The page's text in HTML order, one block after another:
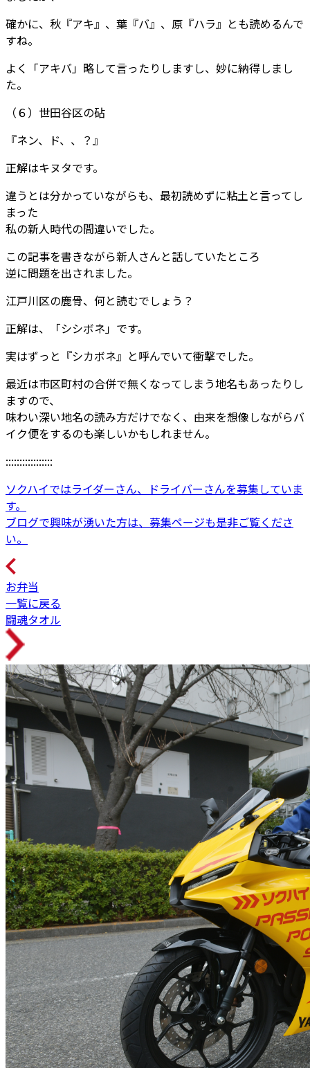
確かに、秋『アキ』、葉『バ』、原『ハラ』とも読めるんで
すね。
よく「アキバ」略して言ったりしますし、妙に納得しまし
た。
（６）世田谷区の砧
『ネン、ド、、？』
正解はキヌタです。
違うとは分かっていながらも、最初読めずに粘土と言ってし
まった
私の新人時代の間違いでした。
この記事を書きながら新人さんと話していたところ
逆に問題を出されました。
江戸川区の鹿骨、何と読むでしょう？
正解は、「シシボネ」です。
実はずっと『シカボネ』と呼んでいて衝撃でした。
最近は市区町村の合併で無くなってしまう地名もあったりし
ますので、
味わい深い地名の読み方だけでなく、由来を想像しながらバ
イク便をするのも楽しいかもしれません。
:::::::::::::::::
ソクハイではライダーさん、ドライバーさんを募集していま
す。
ブログで興味が湧いた方は、募集ページも是非ご覧くださ
い。
お弁当
一覧に戻る
闘魂タオル